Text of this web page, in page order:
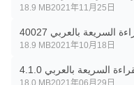
＆公牛;它有助于摆脱那
惯。
18.9 MB2021年11月25日
18.9 MB2021年10月18日
18.0 MB2021年06月29日